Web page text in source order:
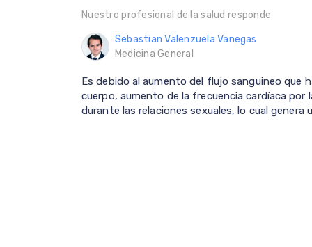
Nuestro profesional de la salud responde
Sebastian Valenzuela Vanegas
Medicina General
Es debido al aumento del flujo sanguineo que
cuerpo, aumento de la frecuencia cardíaca
durante las relaciones sexuales, lo cual